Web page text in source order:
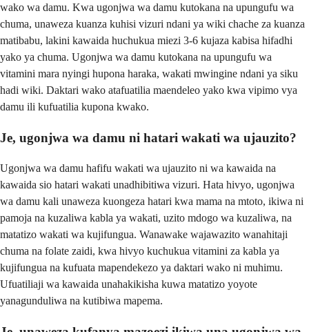
wako wa damu. Kwa ugonjwa wa damu kutokana na upungufu wa
chuma, unaweza kuanza kuhisi vizuri ndani ya wiki chache za kuanza
matibabu, lakini kawaida huchukua miezi 3-6 kujaza kabisa hifadhi
yako ya chuma. Ugonjwa wa damu kutokana na upungufu wa
vitamini mara nyingi hupona haraka, wakati mwingine ndani ya siku
hadi wiki. Daktari wako atafuatilia maendeleo yako kwa vipimo vya
damu ili kufuatilia kupona kwako.
Je, ugonjwa wa damu ni hatari wakati wa ujauzito?
Ugonjwa wa damu hafifu wakati wa ujauzito ni wa kawaida na
kawaida sio hatari wakati unadhibitiwa vizuri. Hata hivyo, ugonjwa
wa damu kali unaweza kuongeza hatari kwa mama na mtoto, ikiwa ni
pamoja na kuzaliwa kabla ya wakati, uzito mdogo wa kuzaliwa, na
matatizo wakati wa kujifungua. Wanawake wajawazito wanahitaji
chuma na folate zaidi, kwa hivyo kuchukua vitamini za kabla ya
kujifungua na kufuata mapendekezo ya daktari wako ni muhimu.
Ufuatiliaji wa kawaida unahakikisha kuwa matatizo yoyote
yanagunduliwa na kutibiwa mapema.